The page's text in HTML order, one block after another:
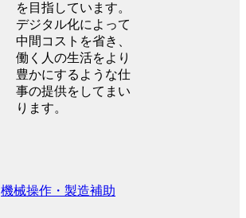
を目指しています。
デジタル化によって
中間コストを省き、
働く人の生活をより
豊かにするような仕
事の提供をしてまい
ります。
機械操作・製造補助